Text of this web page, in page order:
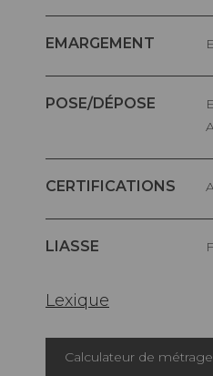
EMARGEMENT
POSE/DÉPOSE
CERTIFICATIONS
LIASSE
Lexique
Calculateur de métrage